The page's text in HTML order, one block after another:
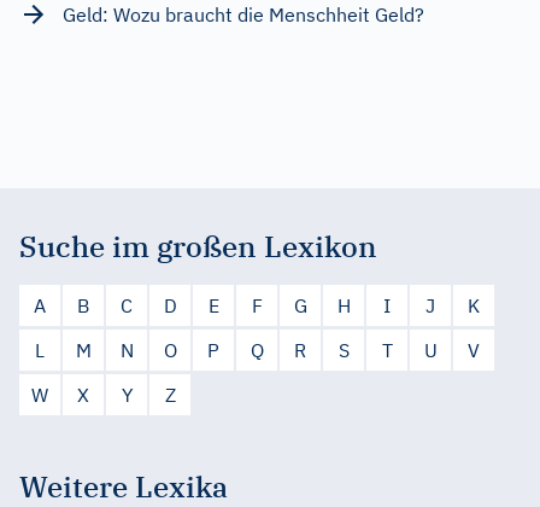
Geld: Wozu braucht die Menschheit Geld?
Suche im großen Lexikon
A B C D E F G H I J
K
L
M N O P Q R S T U
V
W
X Y Z
Weitere Lexika